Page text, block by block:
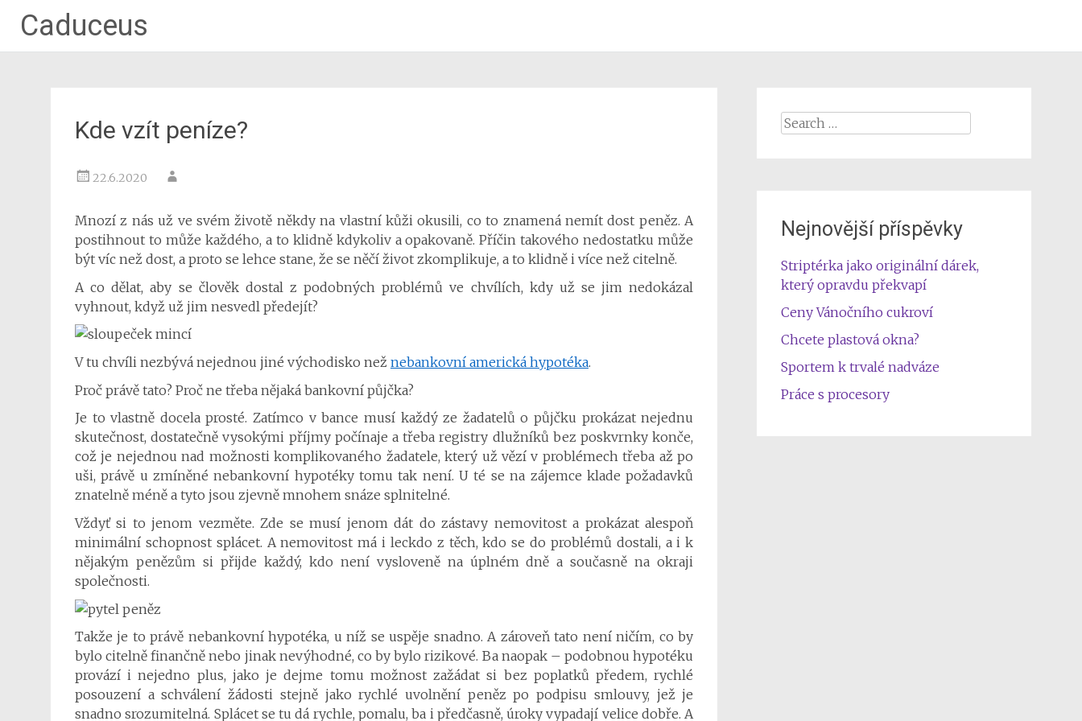
Caduceus
Kde vzít peníze?
22.6.2020
Mnozí z nás už ve svém životě někdy na vlastní kůži okusili, co to znamená nemít dost peněz. A
postihnout to může každého, a to klidně kdykoliv a opakovaně. Příčin takového nedostatku může
být víc než dost, a proto se lehce stane, že se něčí život zkomplikuje, a to klidně i více než citelně.
A co dělat, aby se člověk dostal z podobných problémů ve chvílích, kdy už se jim nedokázal
vyhnout, když už jim nesvedl předejít?
V tu chvíli nezbývá nejednou jiné východisko než nebankovní americká hypotéka.
Proč právě tato? Proč ne třeba nějaká bankovní půjčka?
Je to vlastně docela prosté. Zatímco v bance musí každý ze žadatelů o půjčku prokázat nejednu
skutečnost, dostatečně vysokými příjmy počínaje a třeba registry dlužníků bez poskvrnky konče,
což je nejednou nad možnosti komplikovaného žadatele, který už vězí v problémech třeba až po
uši, právě u zmíněné nebankovní hypotéky tomu tak není. U té se na zájemce klade požadavků
znatelně méně a tyto jsou zjevně mnohem snáze splnitelné.
Vždyť si to jenom vezměte. Zde se musí jenom dát do zástavy nemovitost a prokázat alespoň
minimální schopnost splácet. A nemovitost má i leckdo z těch, kdo se do problémů dostali, a i k
nějakým penězům si přijde každý, kdo není vysloveně na úplném dně a současně na okraji
společnosti.
Takže je to právě nebankovní hypotéka, u níž se uspěje snadno. A zároveň tato není ničím, co by
bylo citelně finančně nebo jinak nevýhodné, co by bylo rizikové. Ba naopak – podobnou hypotéku
provází i nejedno plus, jako je dejme tomu možnost zažádat si bez poplatků předem, rychlé
posouzení a schválení žádosti stejně jako rychlé uvolnění peněz po podpisu smlouvy, jež je
snadno srozumitelná. Splácet se tu dá rychle, pomalu, ba i předčasně, úroky vypadají velice dobře. A
Search
Nejnovější příspěvky
Striptérka jako originální dárek,
který opravdu překvapí
Ceny Vánočního cukroví
Chcete plastová okna?
Sportem k trvalé nadváze
Práce s procesory